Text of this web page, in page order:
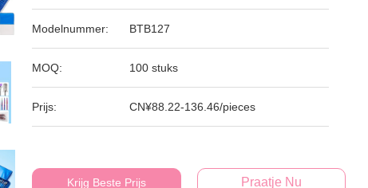
Modelnummer: BTB127
MOQ: 100 stuks
Prijs: CN¥88.22-136.46/pieces
Krijg Beste Prijs Praatje Nu